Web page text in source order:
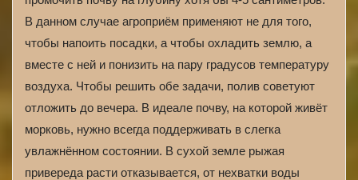
В данном случае агроприём применяют не для того,
чтобы напоить посадки, а чтобы охладить землю, а
вместе с ней и понизить на пару градусов температуру
воздуха. Чтобы решить обе задачи, полив советуют
отложить до вечера. В идеале почву, на которой живёт
морковь, нужно всегда поддерживать в слегка
увлажнённом состоянии. В сухой земле рыжая
привереда расти отказывается, от нехватки воды